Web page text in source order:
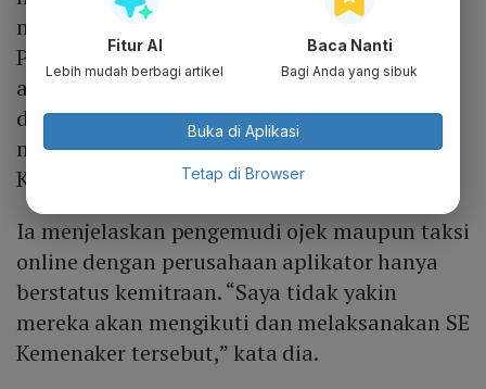
menyambut baik aturan tersebut. “Para
Pekerja di sektor transportasi berbasis
aplikasi atau transportasi daring masuk ke
dalam kategori PKWT dan wajib
mendapatkan THR,” ujar Wiwit kepada
Katadata.co.id, Selasa (19/3).
Ia menjelaskan pengemudi ojek maupun taksi
online dengan perusahaan aplikator hanya
berstatus kemitraan. “Saya tidak yakin
mereka akan mengikuti dan melaksanakan SE
Kemenaker tersebut,” kata dia.
Fitur AI
Lebih mudah berbagi artikel
Baca Nanti
Bagi Anda yang sibuk
Buka di Aplikasi
Tetap di Browser